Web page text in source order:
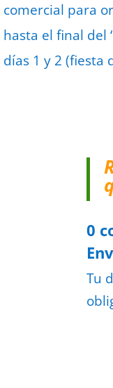
comercial para
hasta el final del
días 1 y 2 (fiesta
0
Tu